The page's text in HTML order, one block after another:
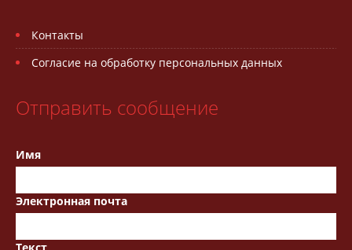
Контакты
Согласие на обработку персональных данных
Отправить сообщение
Имя
Электронная почта